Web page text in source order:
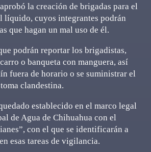
la creación de brigadas para el
líquido, cuyos integrantes podrán
que hagan un mal uso de él.
podrán reportar los brigadistas,
o banqueta con manguera, así
fuera de horario o se suministrar el
clandestina.
establecido en el marco legal
de Agua de Chihuahua con el
con el que se identificarán a
esas tareas de vigilancia.